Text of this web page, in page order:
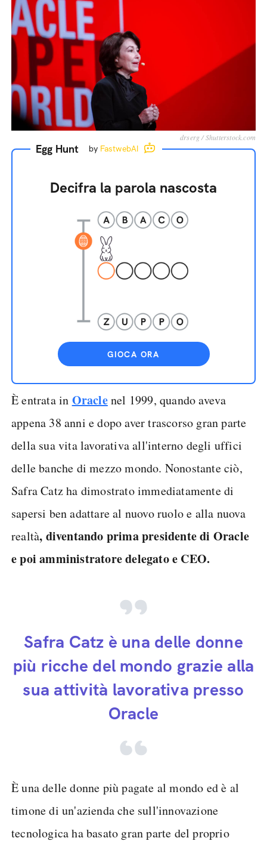
drserg / Shutterstock.com
Egg Hunt by FastwebAI
Decifra la parola nascosta
GIOCA ORA
È entrata in Oraclenel 1999, quando aveva
appena 38 anni e dopo aver trascorso gran parte
della sua vita lavorativa all'interno degli uffici
delle banche di mezzo mondo. Nonostante ciò,
Safra Catz ha dimostrato immediatamente di
sapersi ben adattare al nuovo ruolo e alla nuova
realtà, diventando prima presidente di Oracle
e poi amministratore delegato e CEO.
Safra Catz è una delle donne
più ricche del mondo grazie alla
sua attività lavorativa presso
Oracle
È una delle donne più pagate al mondo ed è al
timone di un'azienda che sull'innovazione
tecnologica ha basato gran parte del proprio